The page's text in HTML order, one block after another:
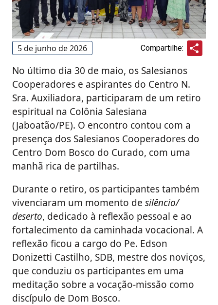
5 de junho de 2026 Compartilhe:
No último dia 30 de maio, os Salesianos
Cooperadores e aspirantes do Centro N.
Sra. Auxiliadora, participaram de um retiro
espiritual na Colônia Salesiana
(Jaboatão/PE). O encontro contou com a
presença dos Salesianos Cooperadores do
Centro Dom Bosco do Curado, com uma
manhã rica de partilhas.
Durante o retiro, os participantes também
vivenciaram um momento de silêncio/
deserto, dedicado à reflexão pessoal e ao
fortalecimento da caminhada vocacional. A
reflexão ficou a cargo do Pe. Edson
Donizetti Castilho, SDB, mestre dos noviços,
que conduziu os participantes em uma
meditação sobre a vocação-missão como
discípulo de Dom Bosco.